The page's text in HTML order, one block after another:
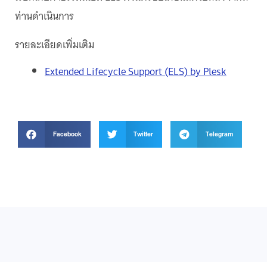
ท่านดำเนินการ
รายละเอียดเพิ่มเติม
Extended Lifecycle Support (ELS) by Plesk
Facebook Twitter Telegram